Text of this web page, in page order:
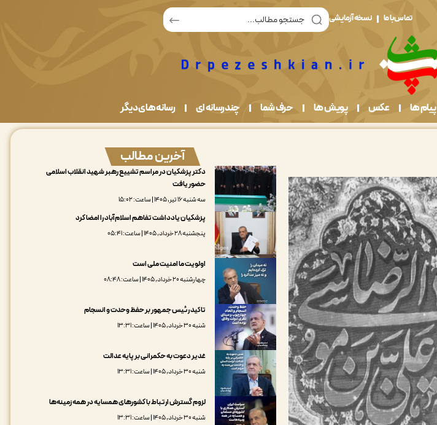
تماس با ما نسخه آزمایشی
پیام ها عکس پویش ها حرف شما چندرسانه ای رسانه های دیگر
آخرین مطالب
دکتر پزشکیان در مراسم تشییع رهبر شهید انقلاب اسلامی
حضور یافت
سه شنبه ۱۶ تیر, ۱۴۰۵ | ساعت: ۱۵:۰۲
پزشکیان یادداشت تفاهم اسلام‌آباد را امضا کرد
پنجشنبه ۲۸ خرداد, ۱۴۰۵ | ساعت: ۰۵:۴۱
اولویت ما امنیت ملی است
چهارشنبه ۲۰ خرداد, ۱۴۰۵ | ساعت: ۰۸:۴۸
تاکید رئیس جمهور بر حفظ وحدت و انسجام
شنبه ۳۰ خرداد, ۱۴۰۵ | ساعت: ۱۳:۳۱
غدیر دعوت به حکمرانی بر پایه عدالت
شنبه ۳۰ خرداد, ۱۴۰۵ | ساعت: ۱۳:۳۱
لزوم گسترش ارتباط با کشورهای همسایه در همه زمینه‌ها
شنبه ۳۰ خرداد, ۱۴۰۵ | ساعت: ۱۳:۳۱